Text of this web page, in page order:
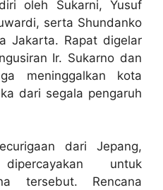
oleh Sukarni, Yusuf
serta Shundanko
Jakarta. Rapat digelar
Ir. Sukarno dan
meninggalkan kota
dari segala pengaruh
dari Jepang,
untuk
tersebut. Rencana